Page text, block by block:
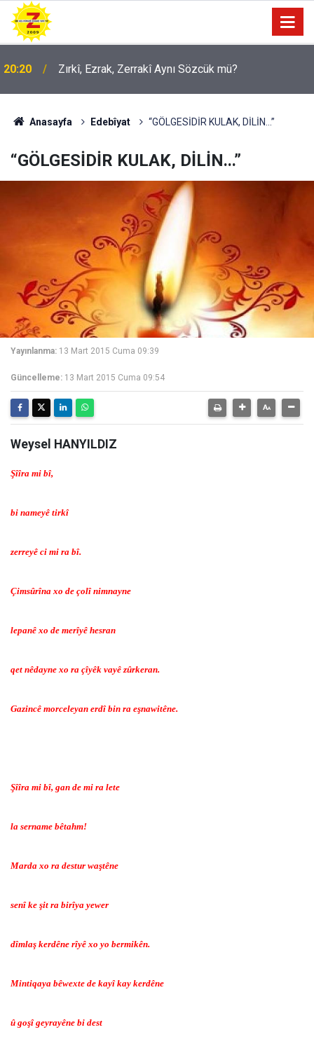
09:56 Ji Zilma Partîzanan Nimûneyeka Piçûk
Anasayfa Edebîyat “GÖLGESİDİR KULAK, DİLİN...”
“GÖLGESİDİR KULAK, DİLİN...”
Yayınlanma: 13 Mart 2015 Cuma 09:39
Güncelleme: 13 Mart 2015 Cuma 09:54
Weysel HANYILDIZ
Şîîra mi bî,
bi nameyê tirkî
zerreyê ci mi ra bî.
Çimsûrîna xo de çolî nimnayne
lepanê xo de merîyê hesran
qet nêdayne xo ra çîyêk vayê zûrkeran.
Gazincê morceleyan erdî bin ra eşnawitêne.
Şîîra mi bî, gan de mi ra lete
la sername bêtahm!
Marda xo ra destur waştêne
senî ke şit ra birîya yewer
dîmlaş kerdêne rîyê xo yo bermikên.
Mintiqaya bêwexte de kayî kay kerdêne
û goşî geyrayêne bi dest